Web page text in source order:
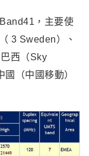
，主要使
3 Sweden）、
西（Sky
（中國移動）